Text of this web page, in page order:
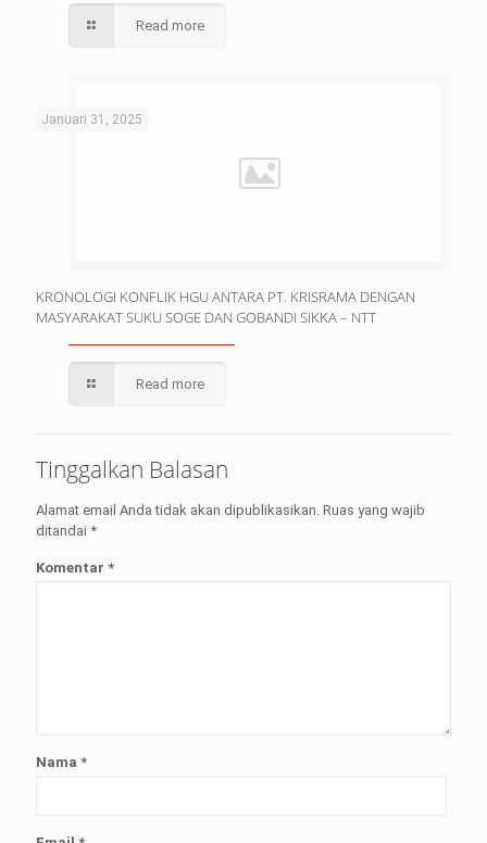
Read more
Januari 31, 2025
KRONOLOGI KONFLIK HGU ANTARA PT. KRISRAMA DENGAN
MASYARAKAT SUKU SOGE DAN GOBANDI SIKKA – NTT
Read more
Tinggalkan Balasan
Alamat email Anda tidak akan dipublikasikan. Ruas yang wajib
ditandai *
Komentar *
Nama *